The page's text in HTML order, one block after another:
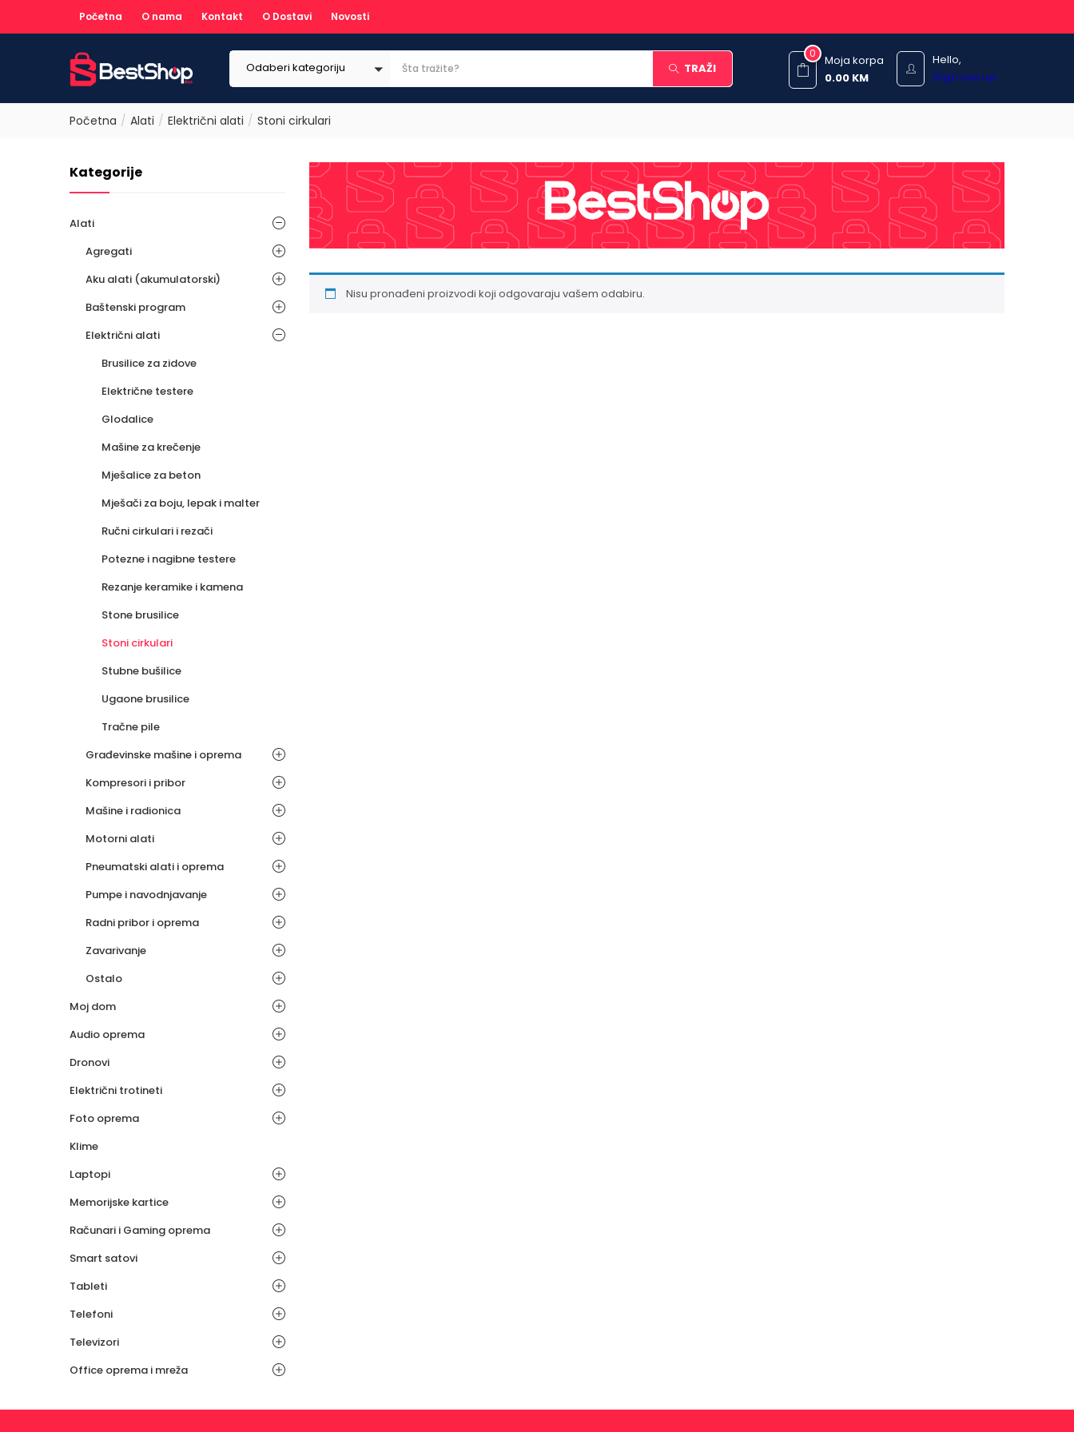
Početna O nama Kontakt O Dostavi Novosti
Odaberi kategoriju TRAŽI
Hello,
Sign me up
0
Moja korpa
0.00 KM
Početna Alati Električni alati Stoni cirkulari
Nisu pronađeni proizvodi koji odgovaraju vašem odabiru.
Kategorije
Alati
Agregati
Aku alati (akumulatorski)
Baštenski program
Električni alati
Brusilice za zidove
Električne testere
Glodalice
Mašine za krečenje
Mješalice za beton
Mješači za boju, lepak i malter
Ručni cirkulari i rezači
Potezne i nagibne testere
Rezanje keramike i kamena
Stone brusilice
Stoni cirkulari
Stubne bušilice
Ugaone brusilice
Tračne pile
Građevinske mašine i oprema
Kompresori i pribor
Mašine i radionica
Motorni alati
Pneumatski alati i oprema
Pumpe i navodnjavanje
Radni pribor i oprema
Zavarivanje
Ostalo
Moj dom
Audio oprema
Dronovi
Električni trotineti
Foto oprema
Klime
Laptopi
Memorijske kartice
Računari i Gaming oprema
Smart satovi
Tableti
Telefoni
Televizori
Office oprema i mreža